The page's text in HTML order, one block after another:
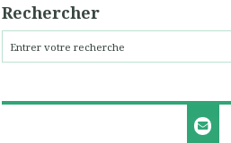
Rechercher